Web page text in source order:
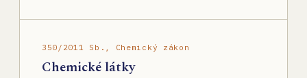
350/2011 Sb., Chemický zákon
Chemické látky